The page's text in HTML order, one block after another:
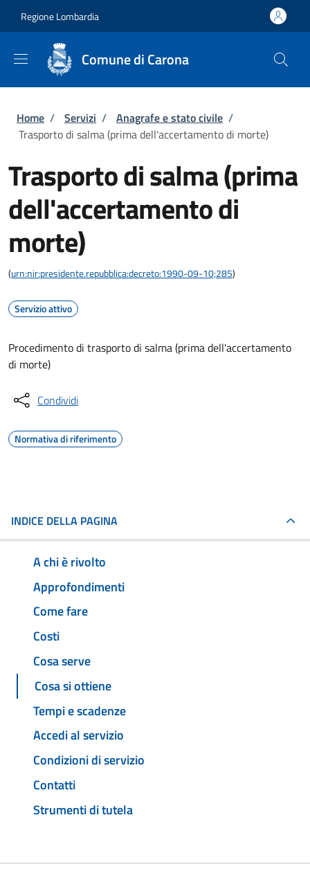
Regione Lombardia
Comune di Carona
Briciole di pane
Home / Servizi / Anagrafe e stato civile /
Trasporto di salma (prima dell'accertamento di morte)
Trasporto di salma (prima
dell'accertamento di
morte)
(urn:nir:presidente.repubblica:decreto:1990-09-10;285)
Servizio attivo
Procedimento di trasporto di salma (prima dell'accertamento
di morte)
Condividi
Normativa di riferimento
INDICE DELLA PAGINA
A chi è rivolto
Approfondimenti
Come fare
Costi
Cosa serve
Cosa si ottiene
Tempi e scadenze
Accedi al servizio
Condizioni di servizio
Contatti
Strumenti di tutela